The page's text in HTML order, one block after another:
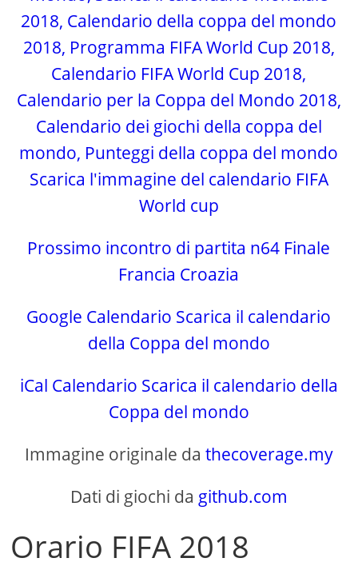
o
Scarica l'immagine del calendario FIFA
World cup
Prossimo incontro di partita n64 Finale
Francia Croazia
Google Calendario Scarica il calendario
della Coppa del mondo
iCal Calendario Scarica il calendario della
Coppa del mondo
Immagine originale da thecoverage.my
Dati di giochi da github.com
Orario FIFA 2018